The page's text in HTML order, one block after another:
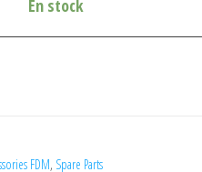
En stock
FDM, Spare Parts